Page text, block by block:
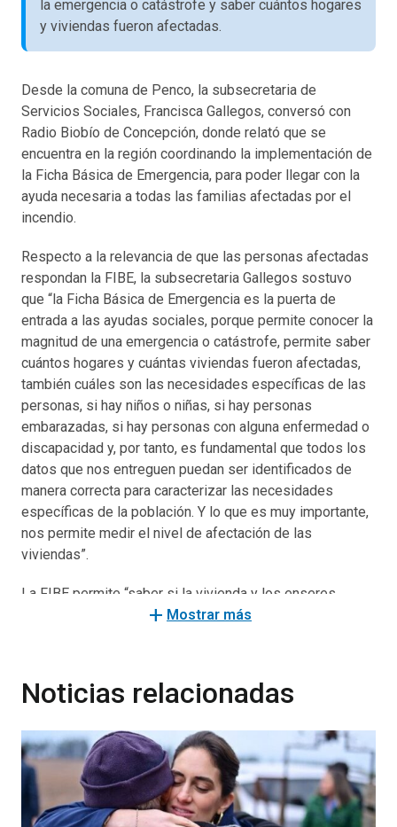
la emergencia o catástrofe y saber cuántos hogares
y viviendas fueron afectadas.
Desde la comuna de Penco, la subsecretaria de
Servicios Sociales, Francisca Gallegos, conversó con
Radio Biobío de Concepción, donde relató que se
encuentra en la región coordinando la implementación de
la Ficha Básica de Emergencia, para poder llegar con la
ayuda necesaria a todas las familias afectadas por el
incendio.
Respecto a la relevancia de que las personas afectadas
respondan la FIBE, la subsecretaria Gallegos sostuvo
que “la Ficha Básica de Emergencia es la puerta de
entrada a las ayudas sociales, porque permite conocer la
magnitud de una emergencia o catástrofe, permite saber
cuántos hogares y cuántas viviendas fueron afectadas,
también cuáles son las necesidades específicas de las
personas, si hay niños o niñas, si hay personas
embarazadas, si hay personas con alguna enfermedad o
discapacidad y, por tanto, es fundamental que todos los
datos que nos entreguen puedan ser identificados de
manera correcta para caracterizar las necesidades
específicas de la población. Y lo que es muy importante,
nos permite medir el nivel de afectación de las
viviendas”.
La FIBE permite “saber si la vivienda y los enseres
fueron totalmente destruidos o sufrieron un daño menor.
En ese sentido, la autoridad hizo un llamado para
aplica en el mismo terreno donde fue afectada la
vivienda y la tiene que contestar el jefe o jefa de hogar o
un representante”. Reiteró que la Ficha Básica de
Emergencia “no se aplica en los albergues, no se aplica
add Mostrar más
Noticias relacionadas